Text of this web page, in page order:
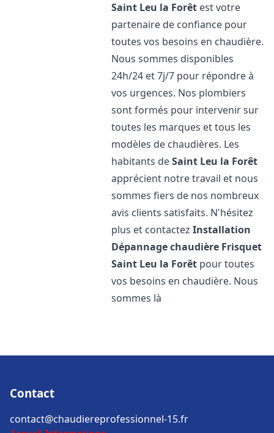
Saint Leu la Forêt est votre
partenaire de confiance pour
toutes vos besoins en chaudière.
Nous sommes disponibles
24h/24 et 7j/7 pour répondre à
vos urgences. Nos plombiers
sont formés pour intervenir sur
toutes les marques et tous les
modèles de chaudières. Les
habitants deSaint Leu la Forêt
apprécient notre travail et nous
sommes fiers de nos nombreux
avis clients satisfaits. N'hésitez
plus et contactezInstallation
Dépannage chaudière Frisquet
Saint Leu la Forêt pour toutes
vos besoins en chaudière. Nous
sommes là
Contact
contact@chaudiereprofessionnel-15.fr